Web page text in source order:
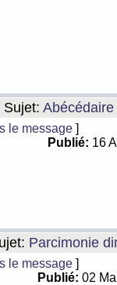
Sujet: Abécédaire
le message ]
Publié: 16
Parcimonie
le message ]
Publié: 02